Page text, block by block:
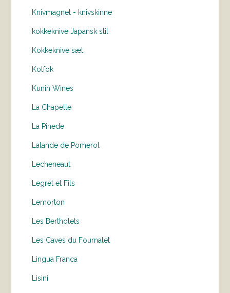
Knivmagnet - knivskinne
kokkeknive Japansk stil
Kokkeknive sæt
Kolfok
Kunin Wines
La Chapelle
La Pinede
Lalande de Pomerol
Lecheneaut
Legret et Fils
Lemorton
Les Bertholets
Les Caves du Fournalet
Lingua Franca
Lisini